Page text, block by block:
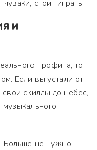
стоит играть!
И
профита, то
Если вы устали от
скиллы до небес,
Больше не нужно